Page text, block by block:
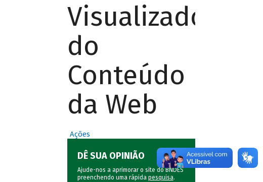
Visualizador
do
Conteúdo
da Web
Ações
DÊ SUA OPINIÃO
Ajude-nos a aprimorar o site do BNDES
preenchendo uma rápida pesquisa.